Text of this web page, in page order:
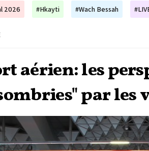
2026 #Hkayti #Wach Bessah
aérien: les
par les